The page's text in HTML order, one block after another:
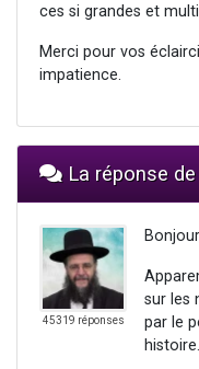
ces si grandes et
Merci pour vos
impatience.
La réponse de
45319 réponses
sur les
par le
histoire.